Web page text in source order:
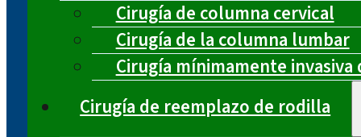
Cirugía de columna cervical
Cirugía de la columna lumbar
Cirugía mínimamente
Cirugía de reemplazo de rodilla